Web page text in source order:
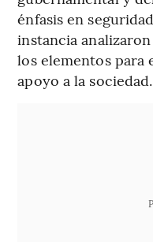
énfasis en
instancia
los elementos para
apoyo a la sociedad.